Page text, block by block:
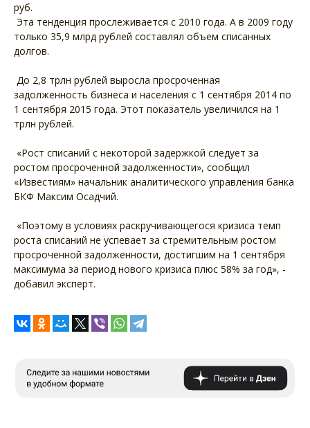
руб.
Эта тенденция прослеживается с 2010 года. А в 2009 году
только 35,9 млрд рублей составлял объем списанных
долгов.
До 2,8 трлн рублей выросла просроченная
задолженность бизнеса и населения с 1 сентября 2014 по
1 сентября 2015 года. Этот показатель увеличился на 1
трлн рублей.
«Рост списаний с некоторой задержкой следует за
ростом просроченной задолженности», сообщил
«Известиям» начальник аналитического управления банка
БКФ Максим Осадчий.
«Поэтому в условиях раскручивающегося кризиса темп
роста списаний не успевает за стремительным ростом
просроченной задолженности, достигшим на 1 сентября
максимума за период нового кризиса плюс 58% за год», -
добавил эксперт.